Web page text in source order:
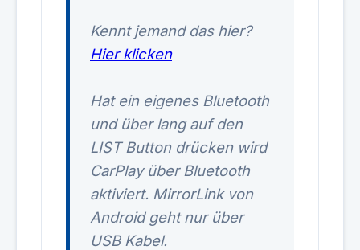
Kennt jemand das hier?
Hier klicken
Hat ein eigenes Bluetooth
und über lang auf den
LIST Button drücken wird
CarPlay über Bluetooth
aktiviert. MirrorLink von
Android geht nur über
USB Kabel.